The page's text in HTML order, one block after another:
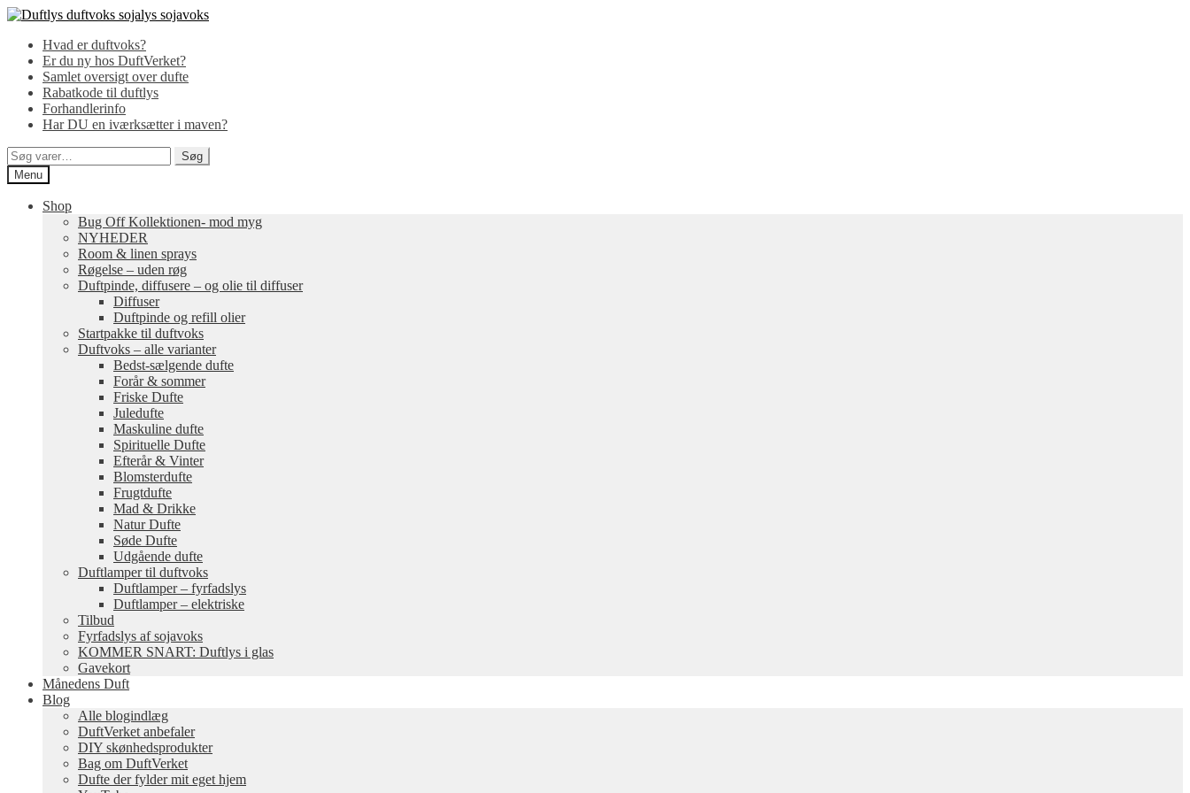
Spring
navigation
Spring
indholdHvad er duftvoks?
Er du ny hos DuftVerket?
Samlet oversigt over dufte
Rabatkode til duftlys
Forhandlerinfo
Har DU en iværksætter i maven?
Søg
efter:
Søg
Menu
Shop
Bug Off Kollektionen- mod myg
NYHEDER
Room & linen sprays
Røgelse – uden røg
Duftpinde, diffusere – og olie til diffuser
Diffuser
Duftpinde og refill olier
Startpakke til duftvoks
Duftvoks – alle varianter
Bedst-sælgende dufte
Forår & sommer
Friske Dufte
Juledufte
Maskuline dufte
Spirituelle Dufte
Efterår & Vinter
Blomsterdufte
Frugtdufte
Mad & Drikke
Natur Dufte
Søde Dufte
Udgående dufte
Duftlamper til duftvoks
Duftlamper – fyrfadslys
Duftlamper – elektriske
Tilbud
Fyrfadslys af sojavoks
KOMMER SNART: Duftlys i glas
Gavekort
Månedens Duft
Blog
Alle blogindlæg
DuftVerket anbefaler
DIY skønhedsprodukter
Bag om DuftVerket
Dufte der fylder mit eget hjem